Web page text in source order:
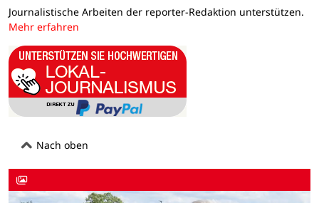
Journalistische Arbeiten der reporter-Redaktion unterstützen.
Mehr erfahren
Nach oben